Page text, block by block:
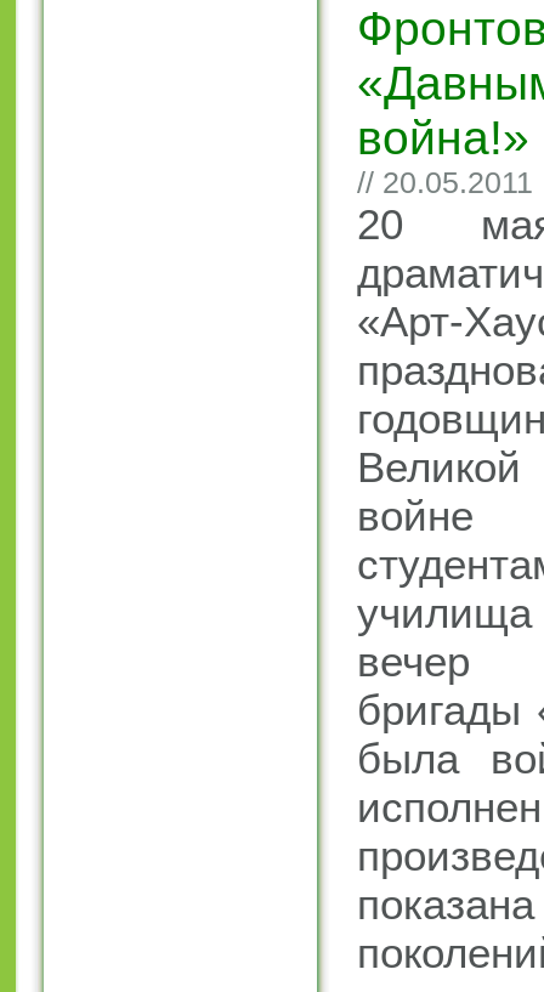
война!»
// 20.05.2011
20
«Арт-
Великой
войне
вечер
бригады
была